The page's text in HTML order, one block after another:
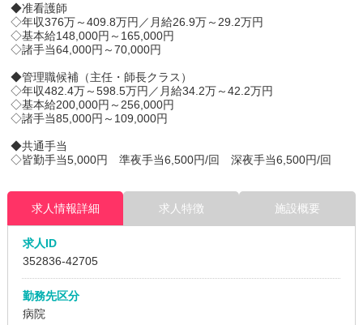
◆准看護師
◇年収376万～409.8万円／月給26.9万～29.2万円
◇基本給148,000円～165,000円
◇諸手当64,000円～70,000円
◆管理職候補（主任・師長クラス）
◇年収482.4万～598.5万円／月給34.2万～42.2万円
◇基本給200,000円～256,000円
◇諸手当85,000円～109,000円
◆共通手当
◇皆勤手当5,000円 準夜手当6,500円/回 深夜手当6,500円/回
求人情報詳細 求人特徴 施設概要
求人ID
352836-42705
勤務先区分
病院